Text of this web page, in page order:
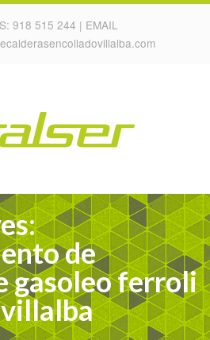
918 515 244 | EMAIL
de
gasoleo ferroli